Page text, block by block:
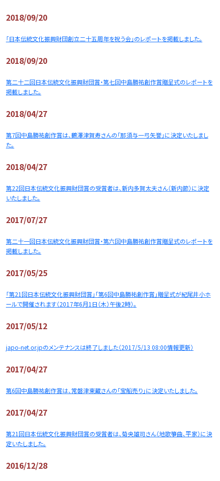
2018/09/20
「日本伝統文化振興財団創立二十五周年を祝う会」のレポートを掲載しました。
2018/09/20
第二十二回日本伝統文化振興財団賞・第七回中島勝祐創作賞贈呈式のレポートを
掲載しました。
2018/04/27
第7回中島勝祐創作賞は、鶴澤津賀寿さんの「那須与一弓矢誉」に決定いたしまし
た。
2018/04/27
第22回日本伝統文化振興財団賞の受賞者は、新内多賀太夫さん（新内節）に決定
いたしました。
2017/07/27
第二十一回日本伝統文化振興財団賞・第六回中島勝祐創作賞贈呈式のレポートを
掲載しました。
2017/05/25
「第21回日本伝統文化振興財団賞」「第6回中島勝祐創作賞」贈呈式が紀尾井小ホ
ールで開催されます（2017年6月1日（木）午後2時）。
2017/05/12
japo-net.or.jpのメンテナンスは終了しました（2017/5/13 08:00情報更新）
2017/04/27
第6回中島勝祐創作賞は、常磐津東蔵さんの「宝船売り」に決定いたしました。
2017/04/27
第21回日本伝統文化振興財団賞の受賞者は、菊央雄司さん（地歌箏曲、平家）に決
定いたしました。
2016/12/28